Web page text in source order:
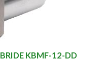
KBMF-12-DD